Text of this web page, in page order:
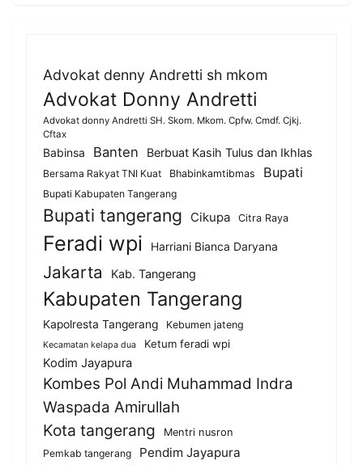
Advokat denny Andretti sh mkom
Advokat Donny Andretti
Advokat donny Andretti SH. Skom. Mkom. Cpfw. Cmdf. Cjkj.
Cftax
Babinsa Banten Berbuat Kasih Tulus dan Ikhlas
Bersama Rakyat TNI Kuat Bhabinkamtibmas Bupati
Bupati Kabupaten Tangerang
Bupati tangerang Cikupa Citra Raya
Feradi wpi Harriani Bianca Daryana
Jakarta Kab. Tangerang
Kabupaten Tangerang
Kapolresta Tangerang Kebumen jateng
Kecamatan kelapa dua Ketum feradi wpi
Kodim Jayapura
Kombes Pol Andi Muhammad Indra
Waspada Amirullah
Kota tangerang
Mentri nusron
Pemkab tangerang
Pendim Jayapura